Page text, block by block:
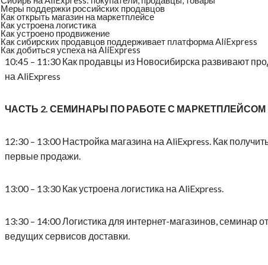
Меры поддержки российских продавцов
Как открыть магазин на маркетплейсе
Как устроена логистика
Как устроено продвижение
Как сибирских продавцов поддерживает платформа AliExpress
Как добиться успеха на AliExpress
10:45 – 11:30 Как продавцы из Новосибирска развивают
на AliExpress
ЧАСТЬ 2. СЕМИНАРЫ ПО РАБОТЕ С МАРКЕТПЛЕЙСОМ
12:30 – 13:00 Настройка магазина на AliExpress. Как
первые продажи.
13:00 – 13:30 Как устроена логистика на AliExpress.
13:30 – 14:00 Логистика для интернет-магазинов, семинар от
ведущих сервисов доставки.